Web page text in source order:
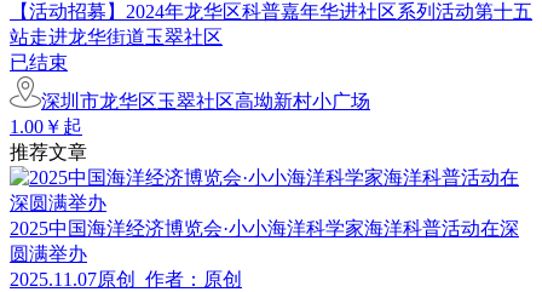
【活动招募】2024年龙华区科普嘉年华进社区系列活动第十五
站走进龙华街道玉翠社区
已结束
深圳市龙华区玉翠社区高坳新村小广场
1.00￥起
推荐文章
2025中国海洋经济博览会·小小海洋科学家海洋科普活动在深
圆满举办
2025.11.07原创 作者：原创